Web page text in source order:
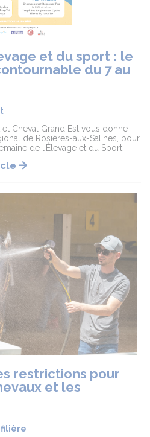
et du sport : le
du 7 au
et Cheval Grand Est vous donne
de Rosières-aux-Salines, pour
de l’Élevage et du Sport.
restrictions pour
et les
filière